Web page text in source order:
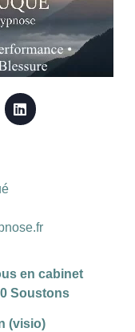
en cabinet
Soustons
(visio)